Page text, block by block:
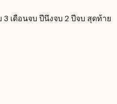
เดือนจบ ปีนึงจบ 2 ปีจบ สุดท้าย